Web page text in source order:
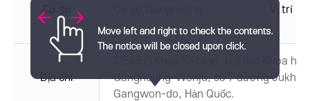
Cơ sở Vị trí
Địa chỉ
(25457) Khoa Kế toán, Đại học Khoa
Gangneung-Wonju, số 7 đường
Gangwon-do, Hàn Quốc.